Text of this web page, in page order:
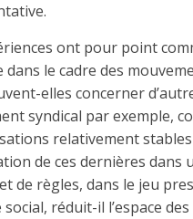
ont pour point
dans le cadre des
elles concerner
syndical par exemple,
relativement
de ces dernières dans
de règles, dans le jeu
réduit-il l’espace